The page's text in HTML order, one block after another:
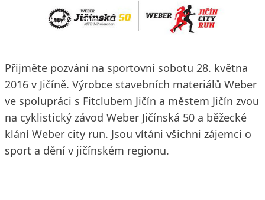
3. 5. 2016 2 min. čtení
Přijměte pozvání na sportovní sobotu 28. května
2016 v Jičíně. Výrobce stavebních materiálů Weber
ve spolupráci s Fitclubem Jičín a městem Jičín zvou
na cyklistický závod Weber Jičínská 50 a běžecké
klání Weber city run. Jsou vítáni všichni zájemci o
sport a dění v jičínském regionu.